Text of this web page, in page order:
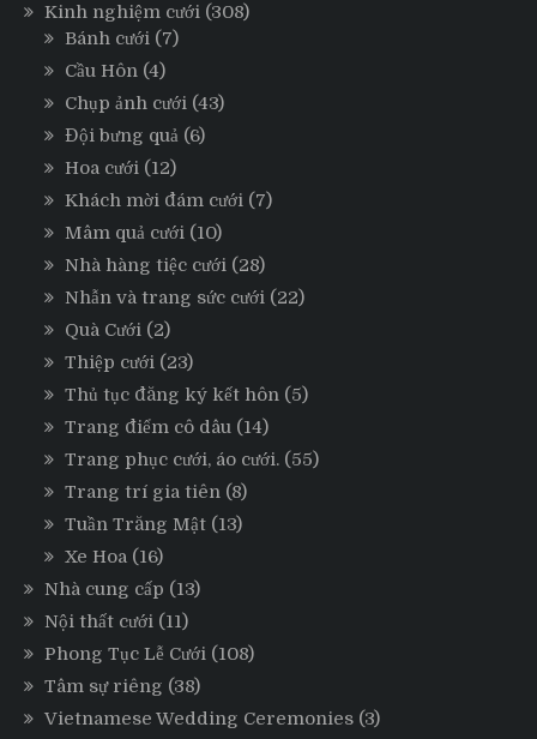
Kinh nghiệm cưới (308)
Bánh cưới (7)
Cầu Hôn (4)
Chụp ảnh cưới (43)
Đội bưng quả (6)
Hoa cưới (12)
Khách mời đám cưới (7)
Mâm quả cưới (10)
Nhà hàng tiệc cưới (28)
Nhẫn và trang sức cưới (22)
Quà Cưới (2)
Thiệp cưới (23)
Thủ tục đăng ký kết hôn (5)
Trang điểm cô dâu (14)
Trang phục cưới, áo cưới. (55)
Trang trí gia tiên (8)
Tuần Trăng Mật (13)
Xe Hoa (16)
Nhà cung cấp (13)
Nội thất cưới (11)
Phong Tục Lễ Cưới (108)
Tâm sự riêng (38)
Vietnamese Wedding Ceremonies (3)